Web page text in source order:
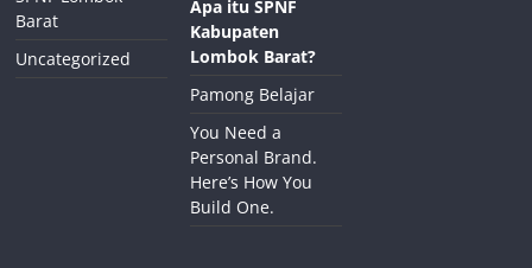
Barat
Uncategorized
Apa itu SPNF
Kabupaten
Lombok Barat?
Pamong Belajar
You Need a
Personal Brand.
Here’s How You
Build One.